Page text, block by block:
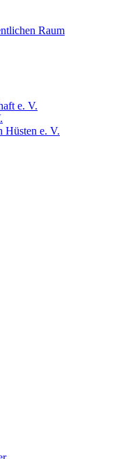
Raum
e. V.
Hüsten e. V.